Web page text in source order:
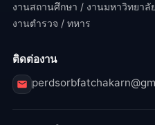
งานสถานศึกษา / งานมหาวิทยาลั
งานตำรวจ / ทหาร
ติดต่องาน